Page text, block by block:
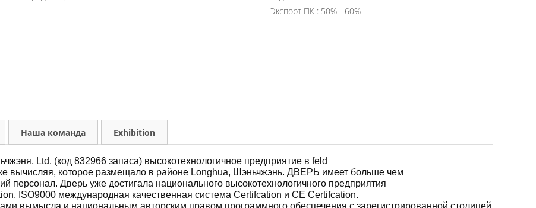
Экспорт ПК : 50% - 60%
Наша команда Exhibition
Ltd. (код 832966 запаса) высокотехнологичное предприятие в feld
вычисляя, которое размещало в районе Longhua, Шэньчжэнь. ДВЕРЬ имеет больше чем
персонал. Дверь уже достигала национального высокотехнологичного предприятия
ISO9000 международная качественная система Certifcation и CE Certifcation.
вымысла и национальным авторским правом программного обеспечения с зарегистрированной столицей